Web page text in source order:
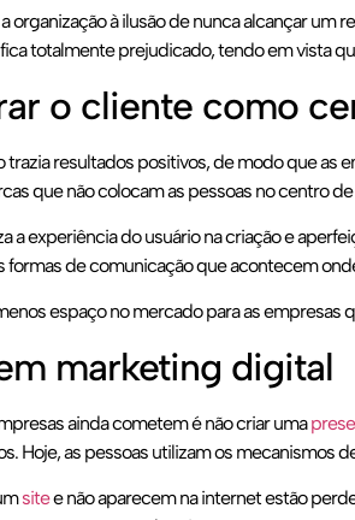
organização à ilusão de nunca alcançar
totalmente prejudicado, tendo em vista
o cliente como
trazia resultados positivos, de modo que
que não colocam as pessoas no centro
a experiência do usuário na criação e
formas de comunicação que acontecem
espaço no mercado para as
marketing digital
ainda cometem é não criar uma
Hoje, as pessoas utilizam os
sitee não aparecem na internet estão